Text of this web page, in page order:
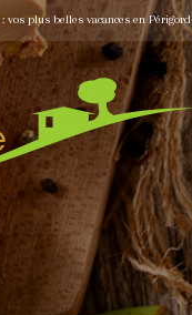
plus belles vacances en Périgord